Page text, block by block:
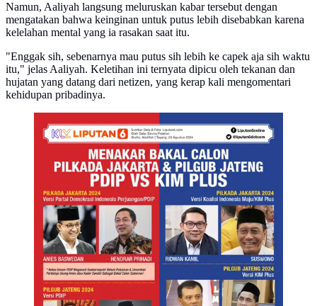
Namun, Aaliyah langsung meluruskan kabar tersebut dengan
mengatakan bahwa keinginan untuk putus lebih disebabkan karena
kelelahan mental yang ia rasakan saat itu.
"Enggak sih, sebenarnya mau putus sih lebih ke capek aja sih waktu
itu," jelas Aaliyah. Keletihan ini ternyata dipicu oleh tekanan dan
hujatan yang datang dari netizen, yang kerap kali mengomentari
kehidupan pribadinya.
Infografis Menakar Bakal Calon Pilkada Jakarta dan
Pilgub Jateng KIM Plus vs PDIP.
(Liputan6.com/Abdillah)